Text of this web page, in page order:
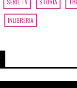
SERIE TV STORIA
INLIBRERIA